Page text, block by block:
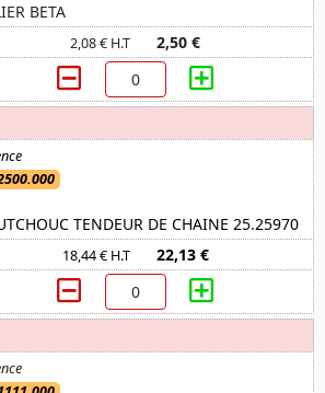
BETA
2,08 € H.T 2,50 €
TENDEUR DE CHAINE 25.25970
18,44 € H.T 22,13 €